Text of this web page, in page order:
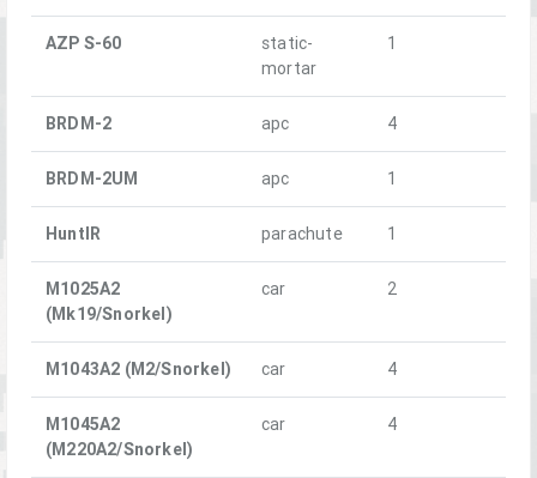
AZP S-60
static-
mortar
1
BRDM-2 apc 4
BRDM-2UM apc 1
HuntIR parachute 1
M1025A2
(Mk19/Snorkel)
car 2
M1043A2 (M2/Snorkel) car 4
M1045A2
(M220A2/Snorkel)
car 4